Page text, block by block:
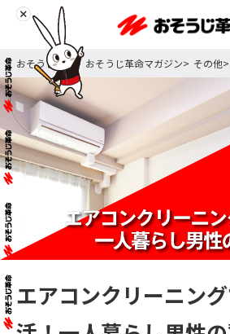
おそうじ革命 おそうじ革命マガジン その他
エアコンクリーニン